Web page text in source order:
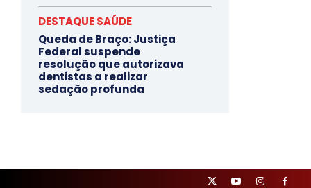
DESTAQUE SAÚDE
Queda de Braço: Justiça
Federal suspende
resolução que autorizava
dentistas a realizar
sedação profunda